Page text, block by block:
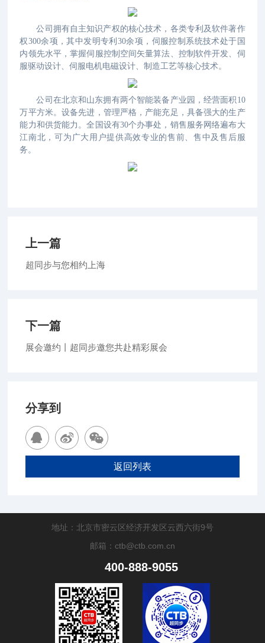
公司拥有自主知识产权的核心技术，各类专利及软件著作
权300余项，其中发明专利30余项，伺服控制系统技术处于国
内领先水平，掌握伺服控制空间矢量算法、控制软件开发、伺
服驱动设计、伺服电机电磁设计、制造工艺等核心技术。
公司在北京和山东拥有两个智能装备产业园，经营面积10
万平方米。设备先进，管理严格，产能充足，具备强大的生产
能力和供货能力。全国设有30个办事处，销售服务网络遍布大
江南北，可为广大用户提供高效专业的售前、售中及售后服
务。
上一篇
超同步与您相约上海
下一篇
展会邀约丨超同步邀您共赴精彩展会
分享到
返回列表
地址：北京市密云区经济开发区云西六街9号
邮箱：ctb@ctb.com.cn
400-888-9055